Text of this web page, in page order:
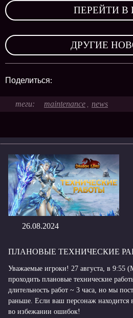
ПЕРЕЙТИ В
ДРУГИЕ
Поделиться:
maintenance , news
26.08.2024
ПЛАНОВЫЕ ТЕХНИЧЕСКИЕ
Уважаемые игроки! 27 августа, в 9:55
проходить плановые технические
длительность работ ~ 3 часа, но мы
раньше. Если ваш персонаж находится
во избежании ошибок!